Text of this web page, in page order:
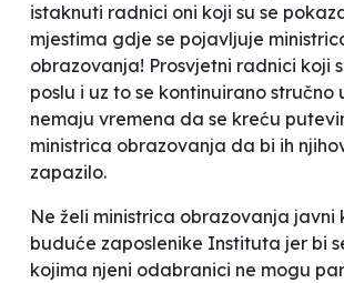
istaknuti radnici oni koji su se
mjestima gdje se pojavljuje
obrazovanja! Prosvjetni radnici koji
poslu i uz to se kontinuirano stručno
nemaju vremena da se kreću
ministrica obrazovanja da bi ih
zapazilo.
Ne želi ministrica obrazovanja javni
buduće zaposlenike Instituta jer bi
kojima njeni odabranici ne mogu